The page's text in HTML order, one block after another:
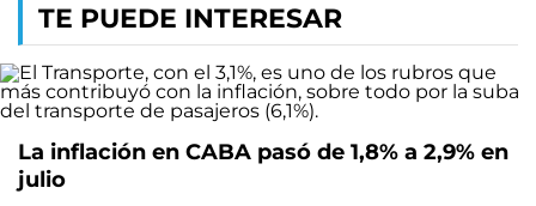
TE PUEDE INTERESAR
La inflación en CABA pasó de 1,8% a 2,9% en
julio